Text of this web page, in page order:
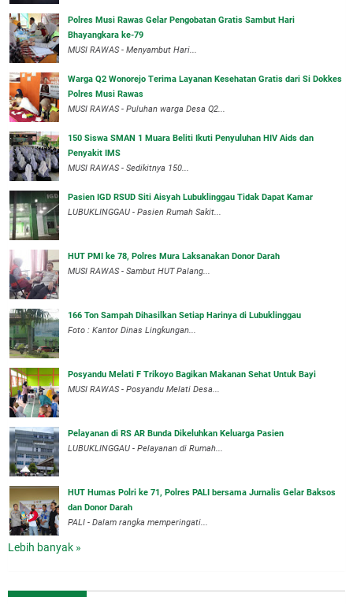
Polres Musi Rawas Gelar Pengobatan Gratis Sambut Hari
Bhayangkara ke-79
MUSI RAWAS - Menyambut Hari...
Warga Q2 Wonorejo Terima Layanan Kesehatan Gratis dari Si Dokkes
Polres Musi Rawas
MUSI RAWAS - Puluhan warga Desa Q2...
150 Siswa SMAN 1 Muara Beliti Ikuti Penyuluhan HIV Aids dan
Penyakit IMS
MUSI RAWAS - Sedikitnya 150...
Pasien IGD RSUD Siti Aisyah Lubuklinggau Tidak Dapat Kamar
LUBUKLINGGAU - Pasien Rumah Sakit...
HUT PMI ke 78, Polres Mura Laksanakan Donor Darah
MUSI RAWAS - Sambut HUT Palang...
166 Ton Sampah Dihasilkan Setiap Harinya di Lubuklinggau
Foto : Kantor Dinas Lingkungan...
Posyandu Melati F Trikoyo Bagikan Makanan Sehat Untuk Bayi
MUSI RAWAS - Posyandu Melati Desa...
Pelayanan di RS AR Bunda Dikeluhkan Keluarga Pasien
LUBUKLINGGAU - Pelayanan di Rumah...
HUT Humas Polri ke 71, Polres PALI bersama Jurnalis Gelar Baksos
dan Donor Darah
PALI - Dalam rangka memperingati...
Lebih banyak »